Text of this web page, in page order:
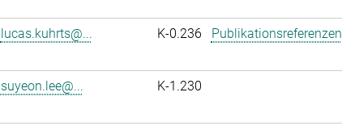
lucas.kuhrts@... K-0.236 Publikationsreferenzen
suyeon.lee@... K-1.230